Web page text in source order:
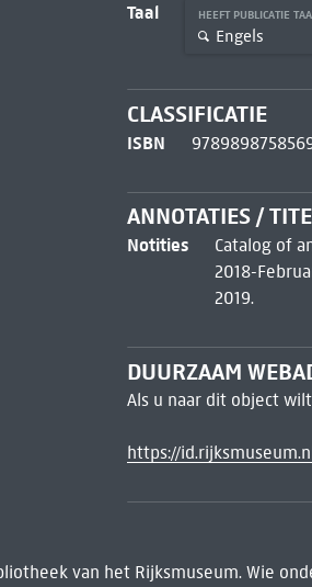
Taal HEEFT PUBLICATIE
Engels
CLASSIFICATIE
ISBN
ANNOTATIES /
Notities
Catalog of
2018-
2019.
DUURZAAM
Als u naar dit object
https://
van het Rijksmuseum. Wie